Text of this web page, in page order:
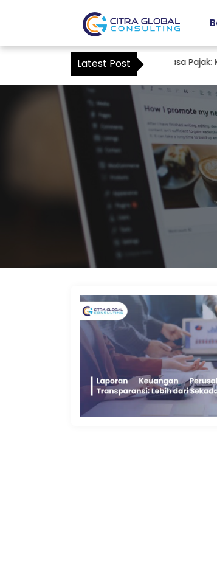
Latest Post
Staf Accounting sebagai Kuasa Pajak: